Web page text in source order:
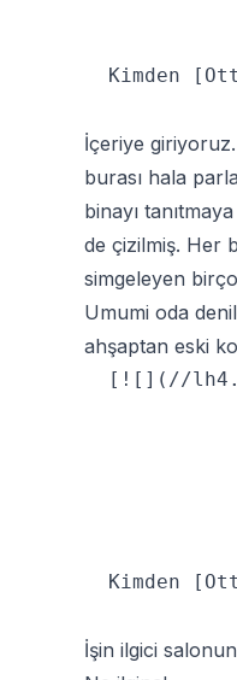
Kimden
İçeriye giriyoruz.
burası hala
binayı
de çizilmiş. Her
simgeleyen
Umumi oda
ahşaptan eski
[![](//
Kimden
İşin ilgici